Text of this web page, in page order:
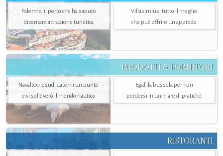
Palermo, il porto che ha saputo
diventare attrazione turistica
Villasimius, tutto il meglio
che può offrire un approdo
PRODOTTI & FORNITORI
Navaltecnosud, datemi un punto
e vi solleverò il mondo nautico
Egaf, la bussola per non
perdersi in un mare di pratiche
RISTORANTI